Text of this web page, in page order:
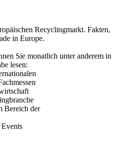
Recyclingmarkt. Fakten,
in Europe.
Sie monatlich unter anderem in
lesen:
Bereich der